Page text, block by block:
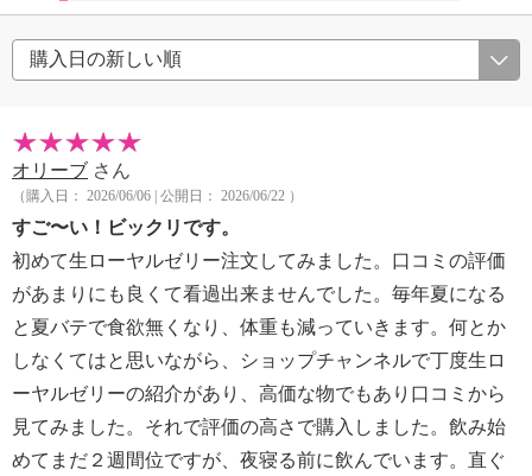
オリーブ さん
（購入日： 2026/06/06 | 公開日： 2026/06/22 ）
すご〜い！ビックリです。
初めて生ローヤルゼリー注文してみました。口コミの評価
があまりにも良くて看過出来ませんでした。毎年夏になる
と夏バテで食欲無くなり、体重も減っていきます。何とか
しなくてはと思いながら、ショップチャンネルで丁度生ロ
ーヤルゼリーの紹介があり、高価な物でもあり口コミから
見てみました。それで評価の高さで購入しました。飲み始
めてまだ２週間位ですが、夜寝る前に飲んでいます。直ぐ